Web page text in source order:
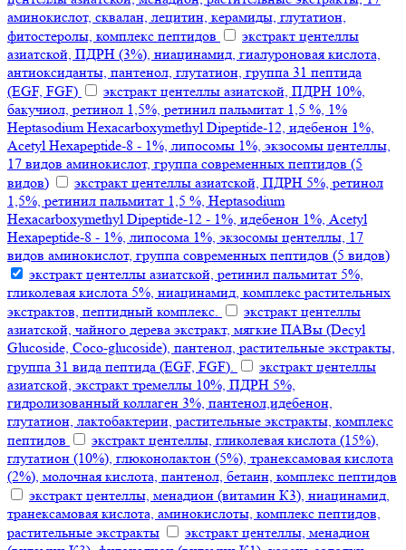
аминокислот, сквалан, лецитин, керамиды, глутатион,
фитостеролы, комплекс пептидов
экстракт центеллы
азиатской, ПДРН (3%), ниацинамид, гиалуроновая кислота,
антиоксиданты, пантенол, глутатион, группа 31 пептида
(EGF, FGF)
экстракт центеллы азиатской, ПДРН 10%,
бакучиол, ретинол 1,5%, ретинил пальмитат 1,5 %, 1%
Heptasodium Hexacarboxymethyl Dipeptide-12, идебенон 1%,
Acetyl Hexapeptide-8 - 1%, липосомы 1%, экзосомы центеллы,
17 видов аминокислот, группа современных пептидов (5
видов)
экстракт центеллы азиатской, ПДРН 5%, ретинол
1,5%, ретинил пальмитат 1,5 %, Heptasodium
Hexacarboxymethyl Dipeptide-12 - 1%, идебенон 1%, Acetyl
Hexapeptide-8 - 1%, липосома 1%, экзосомы центеллы, 17
видов аминокислот, группа современных пептидов (5 видов)
экстракт центеллы азиатской, ретинил пальмитат 5%,
гликолевая кислота 5%, ниацинамид, комплекс растительных
экстрактов, пептидный комплекс.
экстракт центеллы
азиатской, чайного дерева экстракт, мягкие ПАВы (Decyl
Glucoside, Coco-glucoside), пантенол, растительные экстракты,
группа 31 вида пептида (EGF, FGF).
экстракт центеллы
азиатской, экстракт тремеллы 10%, ПДРН 5%,
гидролизованный коллаген 3%, пантенол,идебенон,
глутатион, лактобактерии, растительные экстракты, комплекс
пептидов
экстракт центеллы, гликолевая кислота (15%),
глутатион (10%), глюконолактон (5%), транексамовая кислота
(2%), молочная кислота, пантенол, бетаин, комплекс пептидов
экстракт центеллы, менадион (витамин К3), ниацинамид,
транексамовая кислота, аминокислоты, комплекс пептидов,
растительные экстракты
экстракт центеллы, менадион